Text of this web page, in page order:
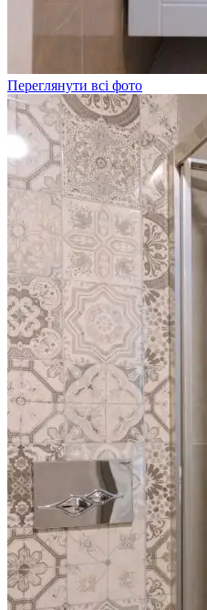
Переглянути всі фото